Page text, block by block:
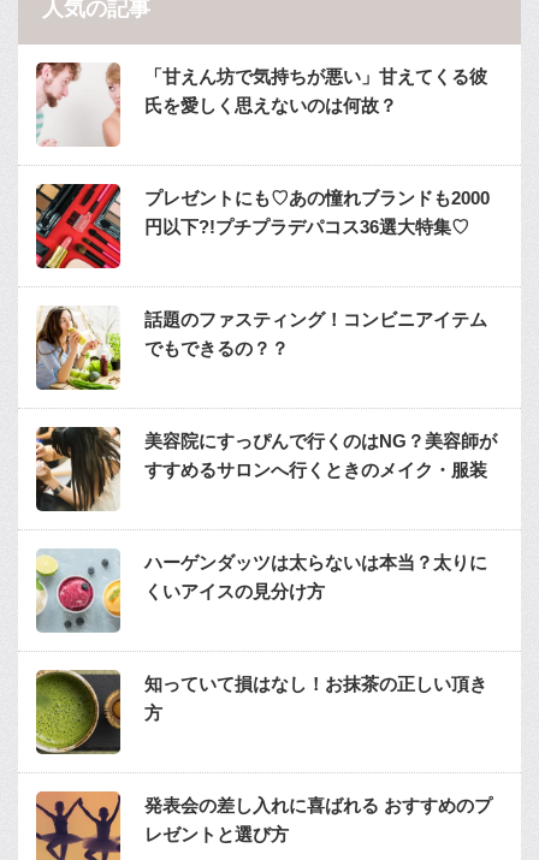
人気の記事
「甘えん坊で気持ちが悪い」甘えてくる彼
氏を愛しく思えないのは何故？
プレゼントにも♡あの憧れブランドも2000
円以下?!プチプラデパコス36選大特集♡
話題のファスティング！コンビニアイテム
でもできるの？？
美容院にすっぴんで行くのはNG？美容師が
すすめるサロンへ行くときのメイク・服装
ハーゲンダッツは太らないは本当？太りに
くいアイスの見分け方
知っていて損はなし！お抹茶の正しい頂き
方
発表会の差し入れに喜ばれる おすすめのプ
レゼントと選び方